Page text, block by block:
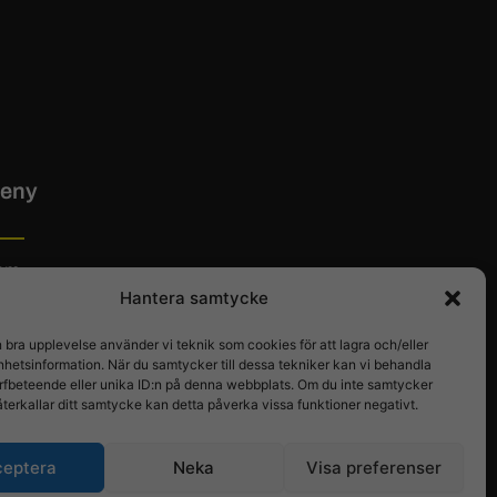
Hantera samtycke
bra upplevelse använder vi teknik som cookies för att lagra och/eller
När du samtycker till dessa tekniker kan vi behandla
eller unika ID:n på denna webbplats. Om du inte samtycker
ditt samtycke kan detta påverka vissa funktioner negativt.
Neka Visa preferenser